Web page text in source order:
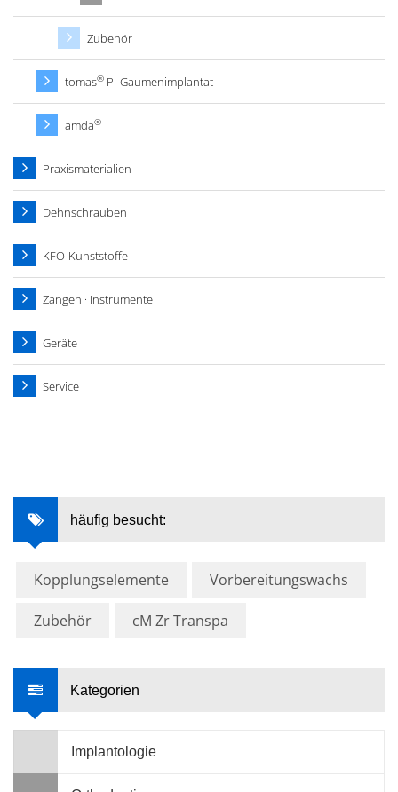
Zubehör
tomas® PI-Gaumenimplantat
amda®
Praxismaterialien
Dehnschrauben
KFO-Kunststoffe
Zangen · Instrumente
Geräte
Service
häufig besucht:
Kopplungselemente Vorbereitungswachs
Zubehör cM Zr Transpa
Kategorien
Implantologie